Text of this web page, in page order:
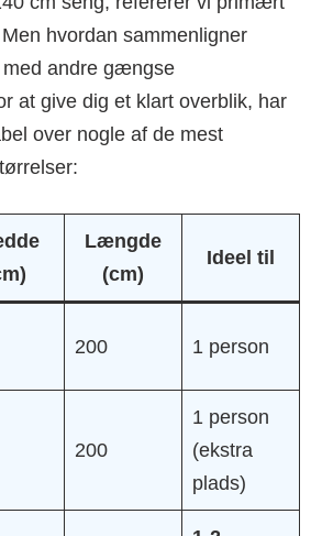
hvordan sammenligner
andre gængse
at give dig et klart overblik, har
over nogle af de mest
Længde
(cm)
Ideel til
200 1 person
200
1 person
(ekstra
plads)